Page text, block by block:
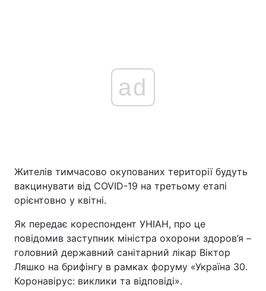
ad
Жителів тимчасово окупованих території будуть
вакцинувати від COVID-19 на третьому етапі
орієнтовно у квітні.
Як передає кореспондент УНІАН, про це
повідомив заступник міністра охорони здоров’я –
головний державний санітарний лікар Віктор
Ляшко на брифінгу в рамках форуму «Україна 30.
Коронавірус: виклики та відповіді».